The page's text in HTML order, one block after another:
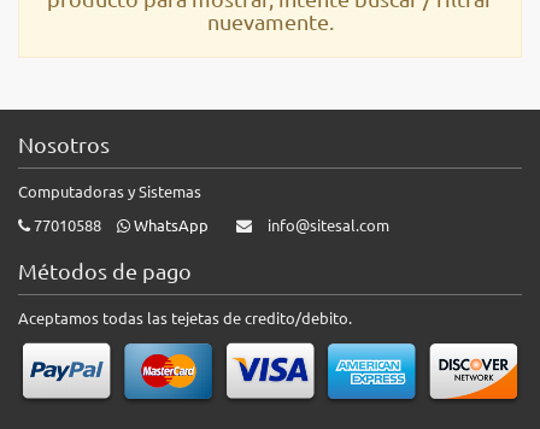
nuevamente.
Nosotros
Computadoras y Sistemas
77010588
WhatsApp info@sitesal.com
Métodos de pago
Aceptamos todas las tejetas de credito/debito.